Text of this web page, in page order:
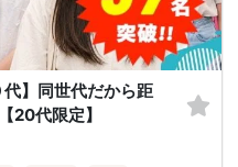
代】同世代だから距
20代限定】